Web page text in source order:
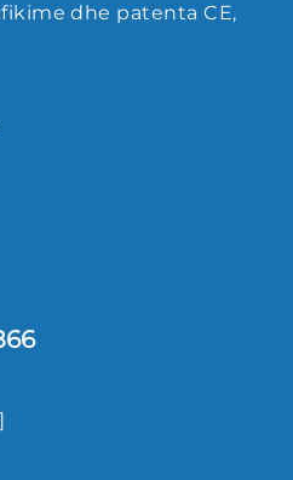
dhe patenta CE,